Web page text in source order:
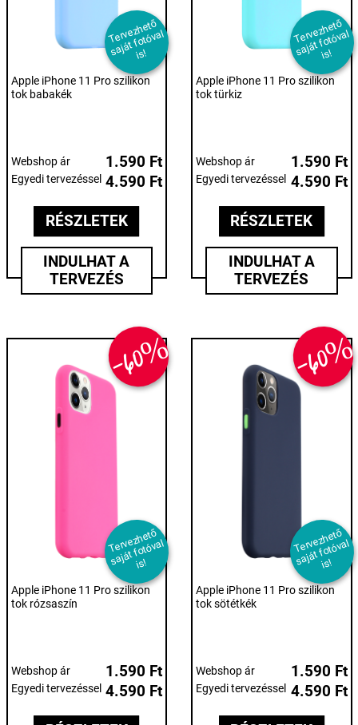
T
er
v
e
z
h
et
ő
s
aj
át f
ot
ó
v
al
i
s!
Apple iPhone 11 Pro szilikon
tok babakék
Webshop ár 1.590 Ft
Egyedi tervezéssel 4.590 Ft
RÉSZLETEK
INDULHAT A
TERVEZÉS
T
er
v
e
z
h
et
ő
s
aj
át f
ot
ó
v
al
i
s!
Apple iPhone 11 Pro szilikon
tok türkiz
Webshop ár 1.590 Ft
Egyedi tervezéssel 4.590 Ft
RÉSZLETEK
INDULHAT A
TERVEZÉS
-60%
T
er
v
e
z
h
et
ő
s
aj
át f
ot
ó
v
al
i
s!
Apple iPhone 11 Pro szilikon
tok rózsaszín
Webshop ár 1.590 Ft
Egyedi tervezéssel 4.590 Ft
-
T
er
v
e
z
h
et
ő
s
aj
át f
ot
ó
v
al
i
s!
Apple iPhone 11 Pro szilikon
tok sötétkék
Webshop ár 1.590 Ft
Egyedi tervezéssel 4.590 Ft